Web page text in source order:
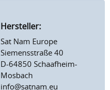
Hersteller:
Sat Nam Europe
Siemensstraße 40
D-64850 Schaafheim-
Mosbach
info@satnam.eu